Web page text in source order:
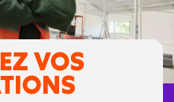
VOS